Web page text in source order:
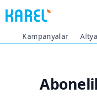
Kampanyalar